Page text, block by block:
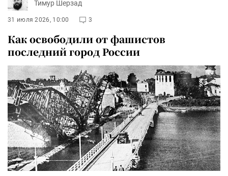
Тимур Шерзад
31 июля 2026, 10:00 3
Как освободили от фашистов
последний город России